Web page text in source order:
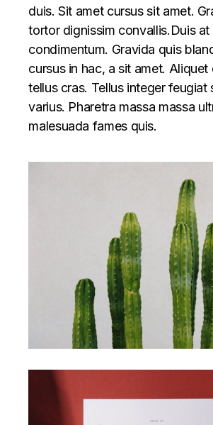
duis. Sit amet cursus sit amet.
tortor dignissim convallis.Duis at
condimentum. Gravida quis
cursus in hac, a sit amet. Aliquet
tellus cras. Tellus integer feugiat
varius. Pharetra massa massa
malesuada fames quis.